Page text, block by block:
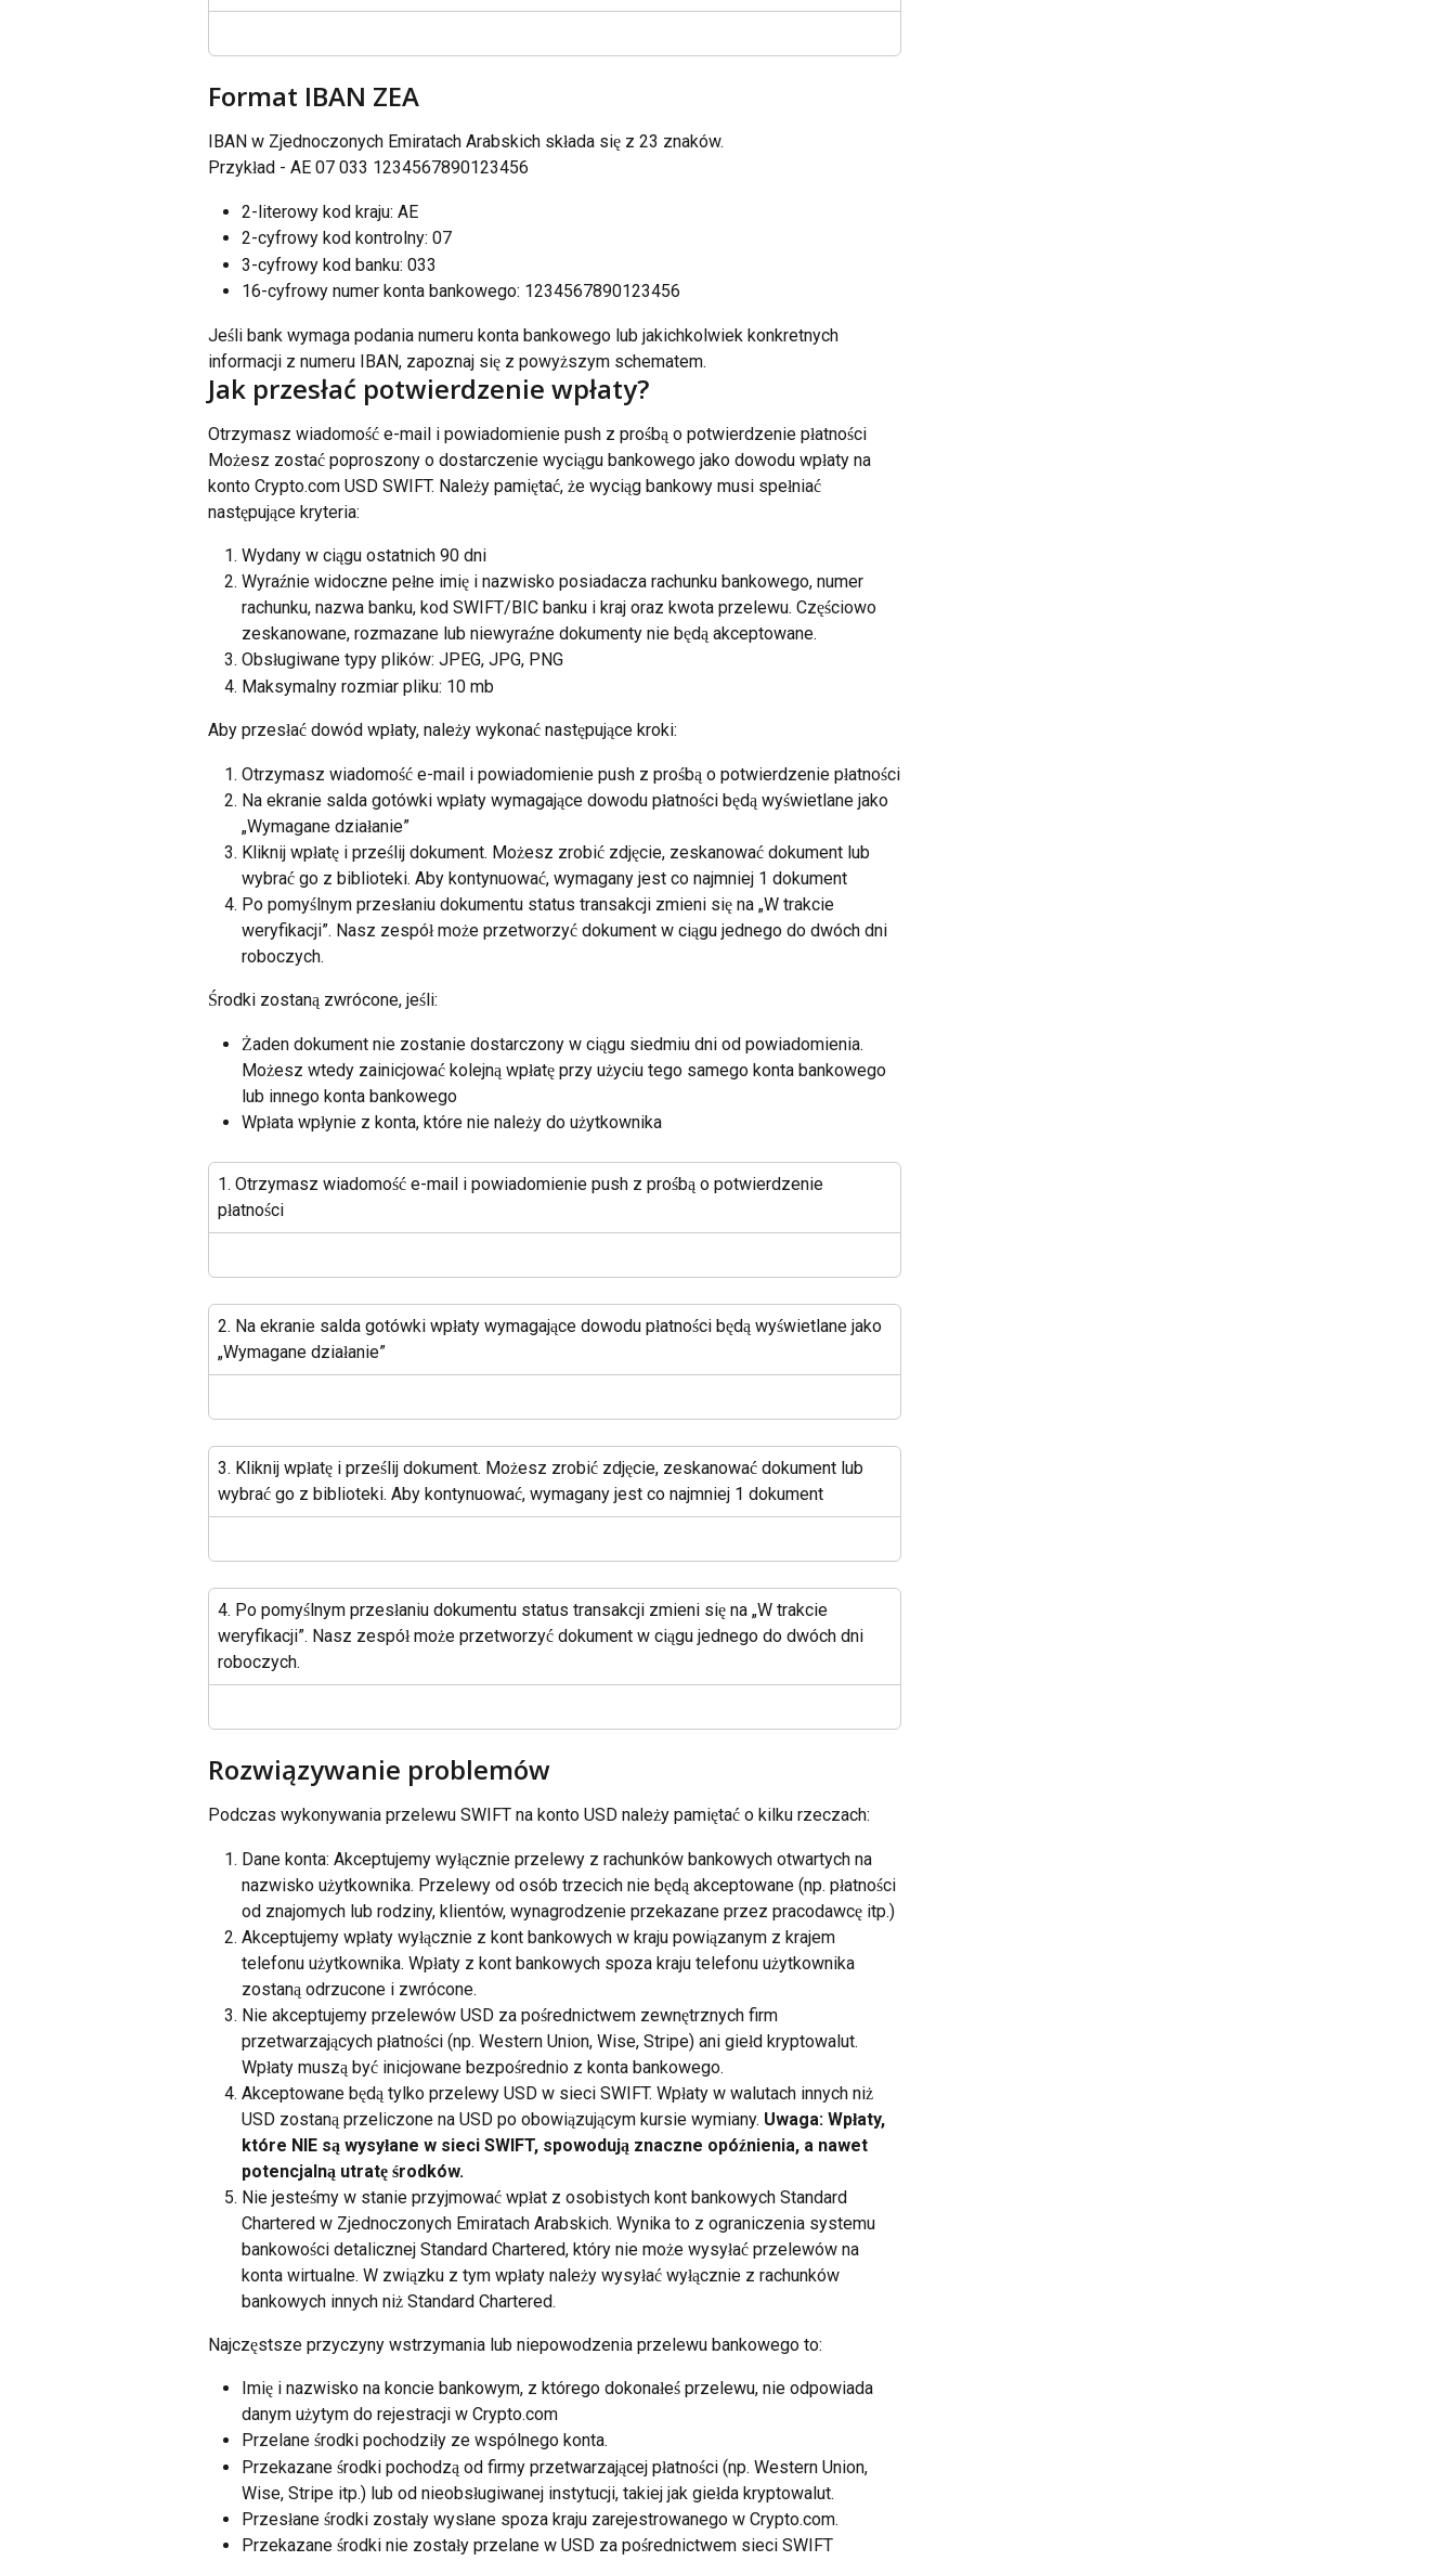
Format IBAN ZEA
IBAN w Zjednoczonych Emiratach Arabskich składa się z 23 znaków.
Przykład - AE 07 033 1234567890123456
2-literowy kod kraju: AE
2-cyfrowy kod kontrolny: 07
3-cyfrowy kod banku: 033
16-cyfrowy numer konta bankowego: 1234567890123456
Jeśli bank wymaga podania numeru konta bankowego lub jakichkolwiek konkretnych
informacji z numeru IBAN, zapoznaj się z powyższym schematem.
Jak przesłać potwierdzenie wpłaty?
Otrzymasz wiadomość e-mail i powiadomienie push z prośbą o potwierdzenie płatności
Możesz zostać poproszony o dostarczenie wyciągu bankowego jako dowodu wpłaty na
konto Crypto.com USD SWIFT. Należy pamiętać, że wyciąg bankowy musi spełniać
następujące kryteria:
Wydany w ciągu ostatnich 90 dni
Wyraźnie widoczne pełne imię i nazwisko posiadacza rachunku bankowego, numer
rachunku, nazwa banku, kod SWIFT/BIC banku i kraj oraz kwota przelewu. Częściowo
zeskanowane, rozmazane lub niewyraźne dokumenty nie będą akceptowane.
Obsługiwane typy plików: JPEG, JPG, PNG
Maksymalny rozmiar pliku: 10 mb
Aby przesłać dowód wpłaty, należy wykonać następujące kroki:
Otrzymasz wiadomość e-mail i powiadomienie push z prośbą o potwierdzenie płatności
Na ekranie salda gotówki wpłaty wymagające dowodu płatności będą wyświetlane jako
„Wymagane działanie”
Kliknij wpłatę i prześlij dokument. Możesz zrobić zdjęcie, zeskanować dokument lub
wybrać go z biblioteki. Aby kontynuować, wymagany jest co najmniej 1 dokument
Po pomyślnym przesłaniu dokumentu status transakcji zmieni się na „W trakcie
weryfikacji”. Nasz zespół może przetworzyć dokument w ciągu jednego do dwóch dni
roboczych.
Środki zostaną zwrócone, jeśli:
Żaden dokument nie zostanie dostarczony w ciągu siedmiu dni od powiadomienia.
Możesz wtedy zainicjować kolejną wpłatę przy użyciu tego samego konta bankowego
lub innego konta bankowego
Wpłata wpłynie z konta, które nie należy do użytkownika
1. Otrzymasz wiadomość e-mail i powiadomienie push z prośbą o potwierdzenie
płatności
2. Na ekranie salda gotówki wpłaty wymagające dowodu płatności będą wyświetlane jako
„Wymagane działanie”
3. Kliknij wpłatę i prześlij dokument. Możesz zrobić zdjęcie, zeskanować dokument lub
wybrać go z biblioteki. Aby kontynuować, wymagany jest co najmniej 1 dokument
4. Po pomyślnym przesłaniu dokumentu status transakcji zmieni się na „W trakcie
weryfikacji”. Nasz zespół może przetworzyć dokument w ciągu jednego do dwóch dni
roboczych.
Rozwiązywanie problemów
Podczas wykonywania przelewu SWIFT na konto USD należy pamiętać o kilku rzeczach:
Dane konta: Akceptujemy wyłącznie przelewy z rachunków bankowych otwartych na
nazwisko użytkownika. Przelewy od osób trzecich nie będą akceptowane (np. płatności
od znajomych lub rodziny, klientów, wynagrodzenie przekazane przez pracodawcę itp.)
Akceptujemy wpłaty wyłącznie z kont bankowych w kraju powiązanym z krajem
telefonu użytkownika. Wpłaty z kont bankowych spoza kraju telefonu użytkownika
zostaną odrzucone i zwrócone.
Nie akceptujemy przelewów USD za pośrednictwem zewnętrznych firm
przetwarzających płatności (np. Western Union, Wise, Stripe) ani giełd kryptowalut.
Wpłaty muszą być inicjowane bezpośrednio z konta bankowego.
Akceptowane będą tylko przelewy USD w sieci SWIFT. Wpłaty w walutach innych niż
USD zostaną przeliczone na USD po obowiązującym kursie wymiany. Uwaga: Wpłaty,
które NIE są wysyłane w sieci SWIFT, spowodują znaczne opóźnienia, a nawet
potencjalną utratę środków.
Nie jesteśmy w stanie przyjmować wpłat z osobistych kont bankowych Standard
Chartered w Zjednoczonych Emiratach Arabskich. Wynika to z ograniczenia systemu
bankowości detalicznej Standard Chartered, który nie może wysyłać przelewów na
konta wirtualne. W związku z tym wpłaty należy wysyłać wyłącznie z rachunków
bankowych innych niż Standard Chartered.
Najczęstsze przyczyny wstrzymania lub niepowodzenia przelewu bankowego to:
Imię i nazwisko na koncie bankowym, z którego dokonałeś przelewu, nie odpowiada
danym użytym do rejestracji w Crypto.com
Przelane środki pochodziły ze wspólnego konta.
Przekazane środki pochodzą od firmy przetwarzającej płatności (np. Western Union,
Wise, Stripe itp.) lub od nieobsługiwanej instytucji, takiej jak giełda kryptowalut.
Przesłane środki zostały wysłane spoza kraju zarejestrowanego w Crypto.com.
Przekazane środki nie zostały przelane w USD za pośrednictwem sieci SWIFT